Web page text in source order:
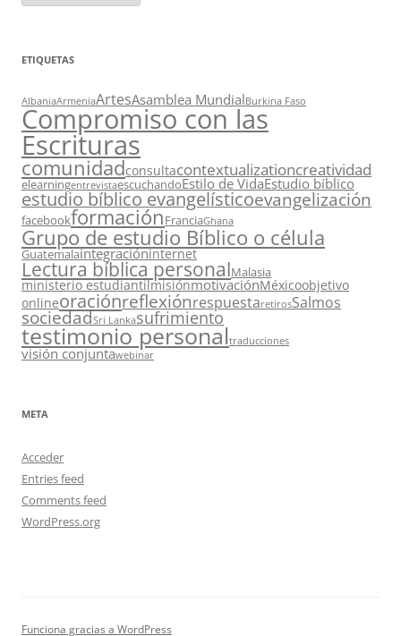
ETIQUETAS
AlbaniaArmeniaArtesAsamblea MundialBurkina Faso
Compromiso con las
Escrituras
comunidadconsultacontextualizationcreatividad
elearningentrevistaescuchandoEstilo de VidaEstudio bíblico
estudio bíblico evangelísticoevangelización
facebookformaciónFranciaGhana
Grupo de estudio Bíblico o célula
Guatemalaintegracióninternet
Lectura bíblica personalMalasia
ministerio estudiantilmisiónmotivaciónMéxicoobjetivo
onlineoraciónreflexiónrespuestaretirosSalmos
sociedadSri Lankasufrimiento
testimonio personaltraducciones
visión conjuntawebinar
META
Acceder
Entries feed
Comments feed
WordPress.org
Funciona gracias a WordPress